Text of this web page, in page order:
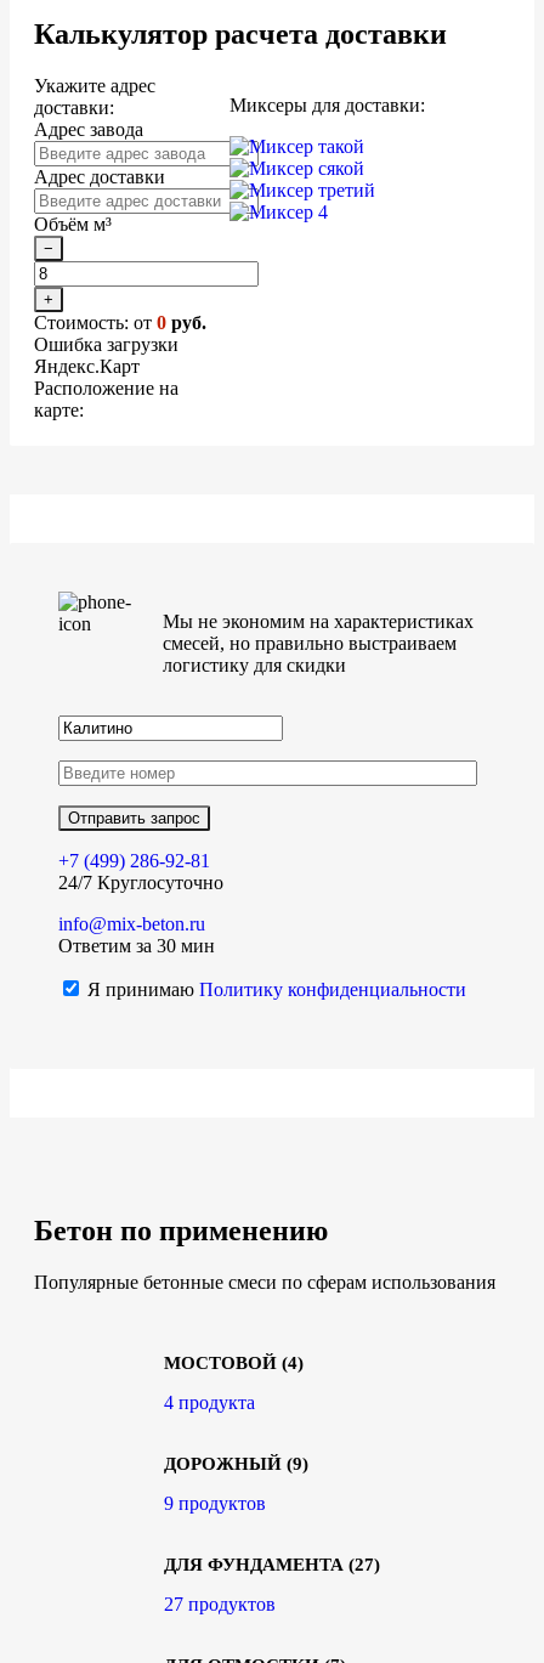
Калькулятор расчета доставки
Укажите адрес
доставки:
Адрес завода
Адрес доставки
Объём м³
−
+
Стоимость: от 0 руб.
Ошибка загрузки
Яндекс.Карт
Расположение на
карте:
Миксеры для доставки:
Мы не экономим на характеристиках
смесей, но правильно выстраиваем
логистику для скидки
+7 (499) 286-92-81
24/7 Круглосуточно
info@mix-beton.ru
Ответим за 30 мин
Я принимаю Политику конфиденциальности
Бетон по применению
Популярные бетонные смеси по сферам использования
МОСТОВОЙ (4)
4 продукта
ДОРОЖНЫЙ (9)
9 продуктов
ДЛЯ ФУНДАМЕНТА (27)
27 продуктов